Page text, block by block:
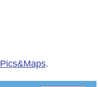
Pics&Maps.